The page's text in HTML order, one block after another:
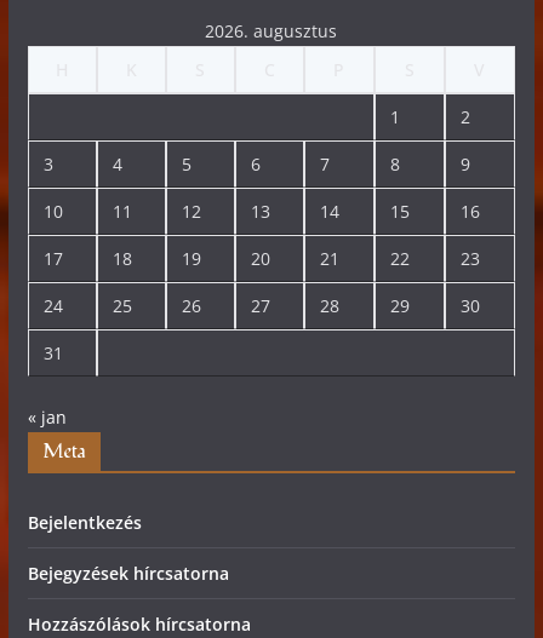
2026. augusztus
1 2
3 4 5 6 7 8 9
10 11 12 13 14 15 16
17 18 19 20 21 22 23
24 25 26 27 28 29 30
31
« jan
Meta
Bejelentkezés
Bejegyzések hírcsatorna
Hozzászólások hírcsatorna